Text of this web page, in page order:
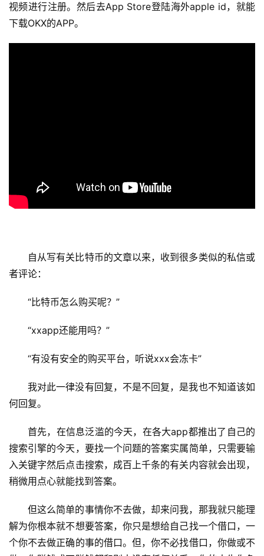
视频进行注册。然后去App Store登陆海外apple id，就能
下载OKX的APP。
自从写有关比特币的文章以来，收到很多类似的私信或
者评论：
“比特币怎么购买呢？”
“xxapp还能用吗？”
“有没有安全的购买平台，听说xxx会冻卡”
我对此一律没有回复，不是不回复，是我也不知道该如
何回复。
首先，在信息泛滥的今天，在各大app都推出了自己的
搜索引擎的今天，要找一个问题的答案实属简单，只需要输
入关键字然后点击搜索，成百上千条的有关内容就会出现，
稍微用点心就能找到答案。
但这么简单的事情你不去做，却来问我，那我就只能理
解为你根本就不想要答案，你只是想给自己找一个借口，一
个你不去做正确的事的借口。但，你不必找借口，你做或不